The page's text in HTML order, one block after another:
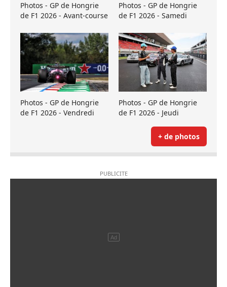
Photos - GP de Hongrie
de F1 2026 - Avant-course
Photos - GP de Hongrie
de F1 2026 - Samedi
Photos - GP de Hongrie
de F1 2026 - Vendredi
Photos - GP de Hongrie
de F1 2026 - Jeudi
+ de photos